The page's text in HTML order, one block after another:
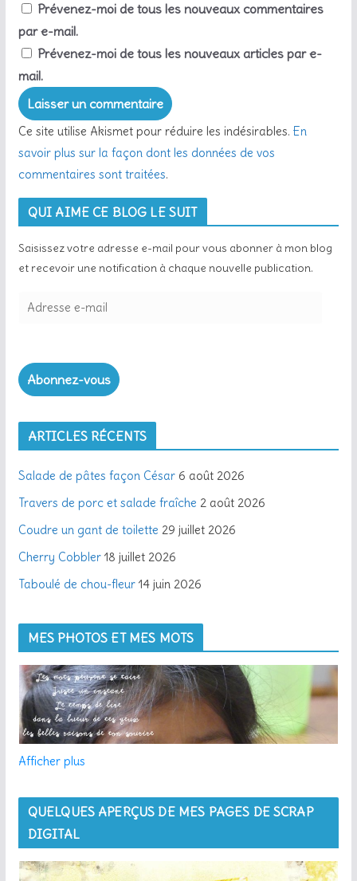
Prévenez-moi de tous les nouveaux commentaires
par e-mail.
Prévenez-moi de tous les nouveaux articles par e-
mail.
Ce site utilise Akismet pour réduire les indésirables. En
savoir plus sur la façon dont les données de vos
commentaires sont traitées.
QUI AIME CE BLOG LE SUIT
Saisissez votre adresse e-mail pour vous abonner à mon blog
et recevoir une notification à chaque nouvelle publication.
s
e
m
a
Abonnez-vous
ARTICLES RÉCENTS
Salade de pâtes façon César 6 août 2026
Travers de porc et salade fraîche 2 août 2026
Coudre un gant de toilette 29 juillet 2026
Cherry Cobbler 18 juillet 2026
Taboulé de chou-fleur 14 juin 2026
MES PHOTOS ET MES MOTS
Afficher plus
QUELQUES APERÇUS DE MES PAGES DE SCRAP
DIGITAL